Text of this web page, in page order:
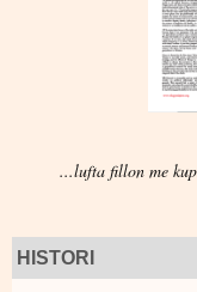
...lufta fillon me